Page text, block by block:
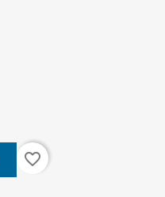
favorite_border